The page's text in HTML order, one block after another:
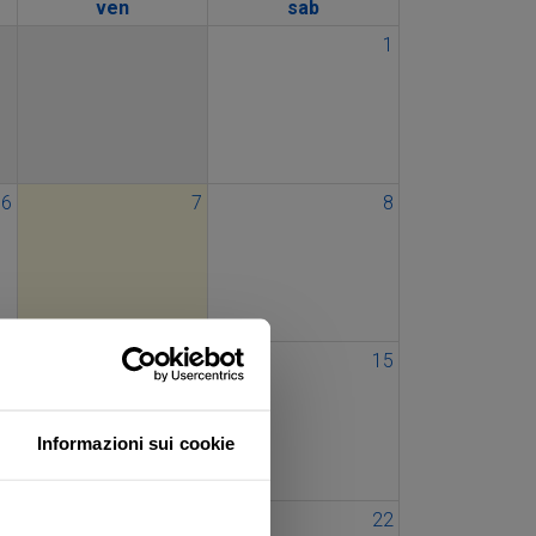
Informazioni sui cookie
ven
sab
1
6 7 8
14 15
22